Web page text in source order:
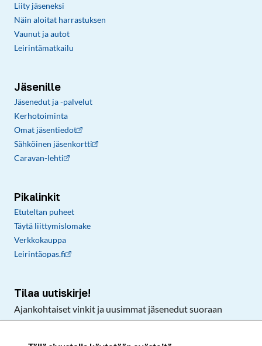
Liity jäseneksi
Näin aloitat harrastuksen
Vaunut ja autot
Leirintämatkailu
Jäsenille
Jäsenedut ja -palvelut
Kerhotoiminta
Omat jäsentiedot
Sähköinen jäsenkortti
Caravan-lehti
Pikalinkit
Etuteltan puheet
Täytä liittymislomake
Verkkokauppa
Leirintäopas.fi
Tilaa uutiskirje!
Ajankohtaiset vinkit ja uusimmat jäsenedut suoraan